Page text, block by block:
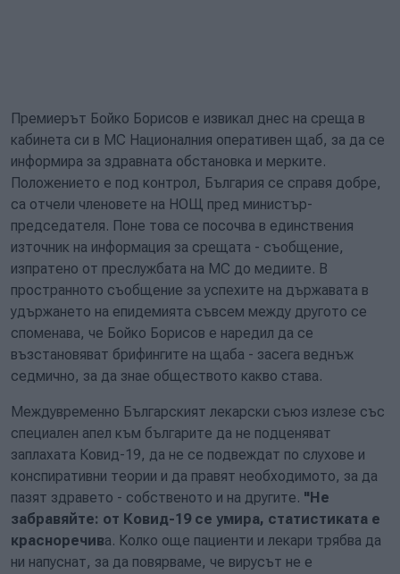
Премиерът Бойко Борисов е извикал днес на среща в
кабинета си в МС Националния оперативен щаб, за да се
информира за здравната обстановка и мерките.
Положението е под контрол, България се справя добре,
са отчели членовете на НОЩ пред министър-
председателя. Поне това се посочва в единствения
източник на информация за срещата - съобщение,
изпратено от преслужбата на МС до медиите. В
пространното съобщение за успехите на държавата в
удържането на епидемията съвсем между другото се
споменава, че Бойко Борисов е наредил да се
възстановяват брифингите на щаба - засега веднъж
седмично, за да знае обществото какво става.
Междувременно Българският лекарски съюз излезе със
специален апел към българите да не подценяват
заплахата Ковид-19, да не се подвеждат по слухове и
конспиративни теории и да правят необходимото, за да
пазят здравето - собственото и на другите. "Не
забравяйте: от Ковид-19 се умира, статистиката е
красноречива. Колко още пациенти и лекари трябва да
ни напуснат, за да повярваме, че вирусът не е